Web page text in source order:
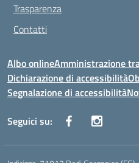
Trasparenza
Contatti
Albo onlineAmministrazione
Dichiarazione di accessibilità
Segnalazione di accessibilità
Seguici su: